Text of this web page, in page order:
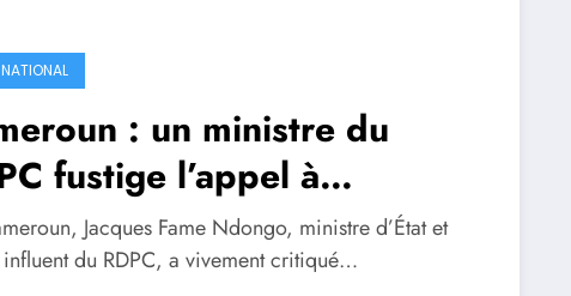
: un ministre du
fustige l’appel à
évoquant une «
de parricide politique
Jacques Fame Ndongo, ministre d’État et
du RDPC, a vivement critiqué…